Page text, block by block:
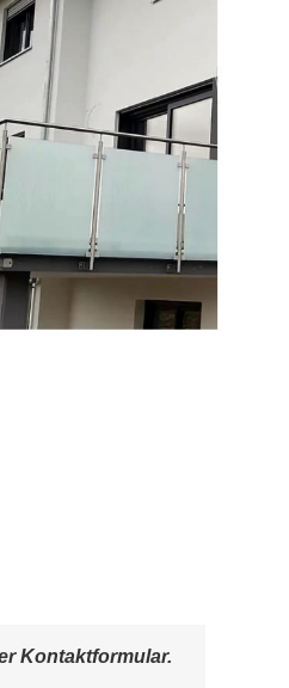
Kontaktformular.